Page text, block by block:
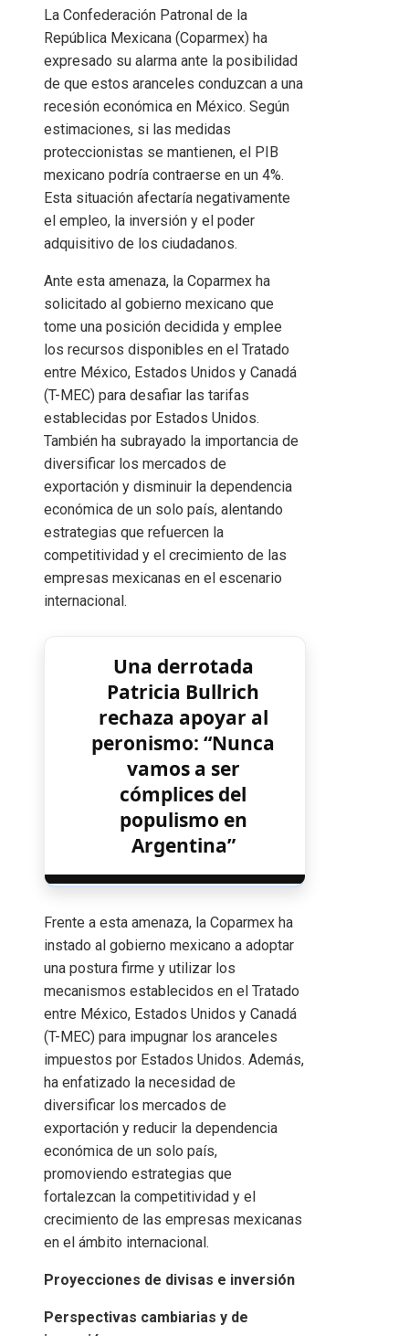
La Confederación Patronal de la
República Mexicana (Coparmex) ha
expresado su alarma ante la posibilidad
de que estos aranceles conduzcan a una
recesión económica en México. Según
estimaciones, si las medidas
proteccionistas se mantienen, el PIB
mexicano podría contraerse en un 4%.
Esta situación afectaría negativamente
el empleo, la inversión y el poder
adquisitivo de los ciudadanos.
Ante esta amenaza, la Coparmex ha
solicitado al gobierno mexicano que
tome una posición decidida y emplee
los recursos disponibles en el Tratado
entre México, Estados Unidos y Canadá
(T-MEC) para desafiar las tarifas
establecidas por Estados Unidos.
También ha subrayado la importancia de
diversificar los mercados de
exportación y disminuir la dependencia
económica de un solo país, alentando
estrategias que refuercen la
competitividad y el crecimiento de las
empresas mexicanas en el escenario
internacional.
Una derrotada
Patricia Bullrich
rechaza apoyar al
peronismo: “Nunca
vamos a ser
cómplices del
populismo en
Argentina”
Frente a esta amenaza, la Coparmex ha
instado al gobierno mexicano a adoptar
una postura firme y utilizar los
mecanismos establecidos en el Tratado
entre México, Estados Unidos y Canadá
(T-MEC) para impugnar los aranceles
impuestos por Estados Unidos. Además,
ha enfatizado la necesidad de
diversificar los mercados de
exportación y reducir la dependencia
económica de un solo país,
promoviendo estrategias que
fortalezcan la competitividad y el
crecimiento de las empresas mexicanas
en el ámbito internacional.
Proyecciones de divisas e inversión
Perspectivas cambiarias y de